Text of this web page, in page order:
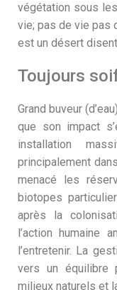
végétation sous
vie; pas de vie pas
est un désert
Toujours
Grand buveur
que son impact
installation
principalement
menacé les
biotopes
après la
l’action humaine
l’entretenir. La
vers un équilibre
milieux naturels et